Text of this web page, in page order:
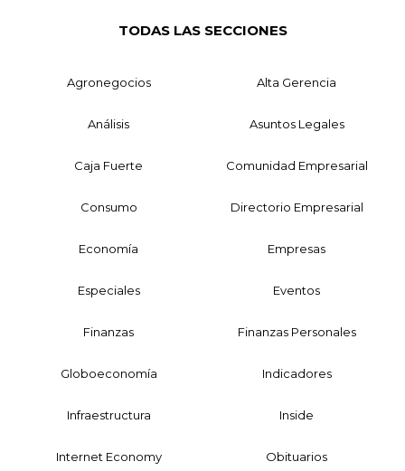
TODAS LAS SECCIONES
Agronegocios Alta Gerencia
Análisis Asuntos Legales
Caja Fuerte Comunidad Empresarial
Consumo Directorio Empresarial
Economía Empresas
Especiales Eventos
Finanzas Finanzas Personales
Globoeconomía Indicadores
Infraestructura Inside
Internet Economy Obituarios